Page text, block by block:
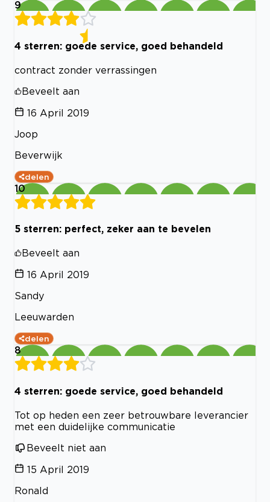
9
4 sterren: goede service, goed behandeld
contract zonder verrassingen
Beveelt aan
16 April 2019
Joop
Beverwijk
delen
10
5 sterren: perfect, zeker aan te bevelen
Beveelt aan
16 April 2019
Sandy
Leeuwarden
delen
8
4 sterren: goede service, goed behandeld
Tot op heden een zeer betrouwbare leverancier
met een duidelijke communicatie
Beveelt niet aan
15 April 2019
Ronald